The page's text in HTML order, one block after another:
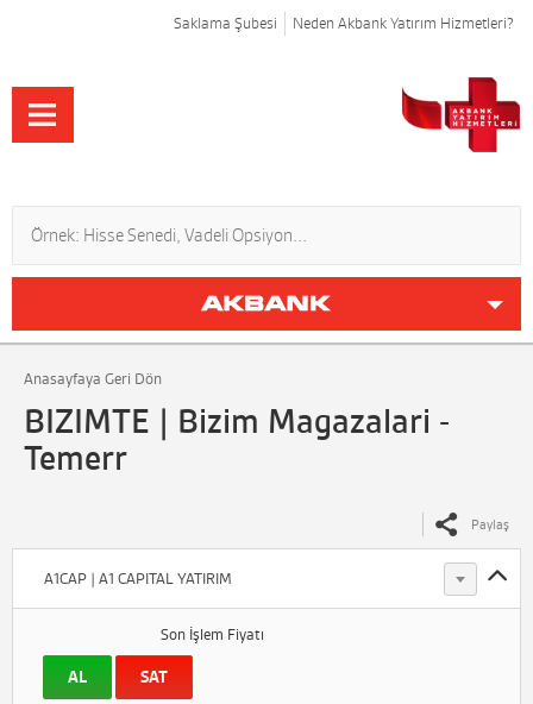
Saklama Şubesi Neden Akbank Yatırım Hizmetleri?
Anasayfaya Geri Dön
BIZIMTE | Bizim Magazalari -
Temerr
Paylaş
A1CAP | A1 CAPITAL YATIRIM
Son İşlem Fiyatı
AL SAT